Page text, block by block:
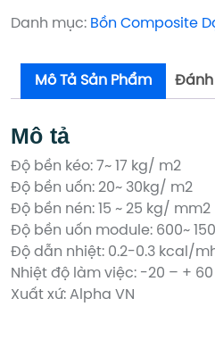
dạng
đứng
dạng
đứng
Danh mục: Bồn Composite
Mô Tả Sản Phẩm Đánh
Mô tả
Độ bền kéo: 7~ 17 kg/ m2
Độ bền uốn: 20~ 30kg/ m2
Độ bền nén: 15 ~ 25 kg/ mm2
Độ bền uốn module: 600~
Độ dẫn nhiệt: 0.2-0.3 kcal/
Nhiệt độ làm việc: -20 – + 60
Xuất xứ: Alpha VN